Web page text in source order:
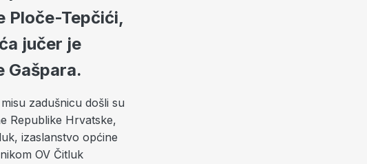
Ploče-Tepčići,
jučer je
Gašpara.
zadušnicu došli su
Republike Hrvatske,
izaslanstvo općine
OV Čitluk